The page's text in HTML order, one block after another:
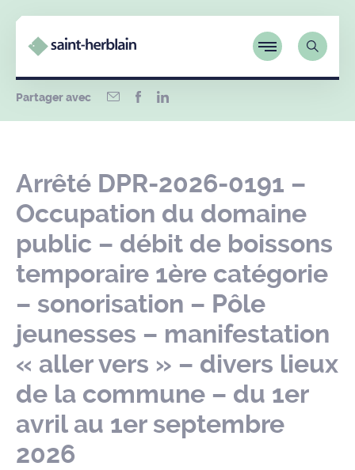
Partager avec
Arrêté DPR-2026-0191 –
Occupation du domaine
public – débit de boissons
temporaire 1ère catégorie
– sonorisation – Pôle
jeunesses – manifestation
« aller vers » – divers lieux
de la commune – du 1er
avril au 1er septembre
2026